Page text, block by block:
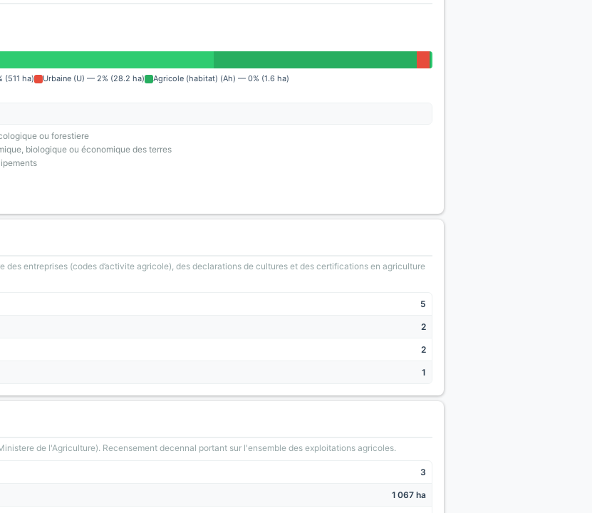
(511 ha) Urbaine (U) — 2% (28.2 ha)
Agricole (habitat) (Ah) — 0% (1.6 ha)
ou forestiere
biologique ou économique des terres
des entreprises (codes d’activite agricole), des declarations de cultures et des certifications en agriculture
5
2
2
1
de l'Agriculture). Recensement decennal portant sur l'ensemble des exploitations agricoles.
3
1 067 ha